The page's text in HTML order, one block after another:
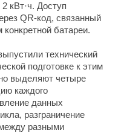
кВт·ч. Доступ
QR-код, связанный
батареи.
технический
подготовке к этим
выделяют четыре
каждого
данных
разграничение
разными